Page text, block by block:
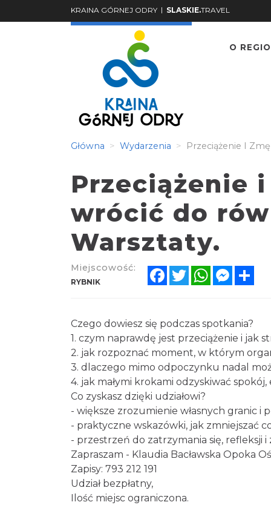
KRAINA GÓRNEJ ODRY | SLASKIE.TRAVEL
O
Główna Wydarzenia Przeciążenie I
Przeciążenie
wrócić do
Warsztaty.
Miejscowość:
RYBNIK
FacebookTwitterWhatsApp
Czego dowiesz się podczas spotkania?
1. czym naprawdę jest przeciążenie i jak
2. jak rozpoznać moment, w którym
3. dlaczego mimo odpoczynku nadal
4. jak małymi krokami odzyskiwać
Co zyskasz dzięki udziałowi?
- większe zrozumienie własnych granic i
- praktyczne wskazówki, jak zmniejszać
- przestrzeń do zatrzymania się, refleksji
Zapraszam - Klaudia Bacławska Opoka
Zapisy: 793 212 191
Udział bezpłatny,
Ilość miejsc ograniczona.